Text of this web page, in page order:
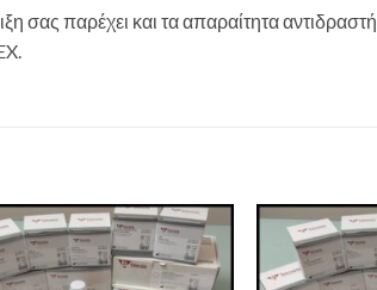
σας παρέχει και τα απαραίτητα